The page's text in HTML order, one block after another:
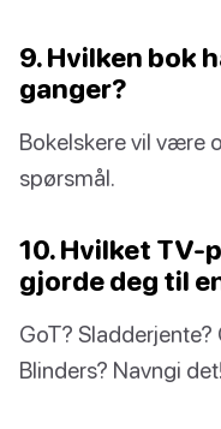
9. Hvilken bok
ganger?
Bokelskere vil være
spørsmål.
10. Hvilket TV-
gjorde deg til
GoT?
Blinders? Navngi det!